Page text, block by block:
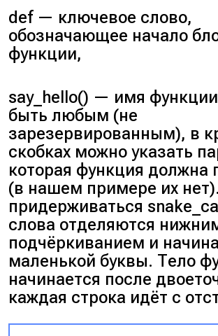
def— ключевое слово,
обозначающее начало
функции,
say_hello() — имя
быть любым (не
зарезервированным), в
скобках можно указать
которая функция должна
(в нашем примере их нет
придерживаться
слова отделяются
подчёркиванием и
маленькой буквы. Тело
начинается после
каждая строка идёт с